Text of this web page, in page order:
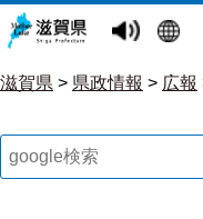
滋賀県 > 県政情報 > 広報